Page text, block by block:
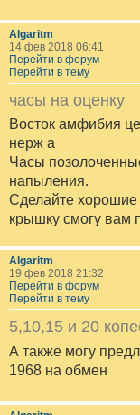
Algaritm
14 фев 2018 06:41
Перейти в форум
Перейти в тему
часы на оценку
Восток амфибия
нерж а
Часы
напыления.
Сделайте хорошие
крышку смогу вам
Algaritm
19 фев 2018 21:32
Перейти в форум
Перейти в тему
5,10,15 и 20
А также могу
1968 на обмен